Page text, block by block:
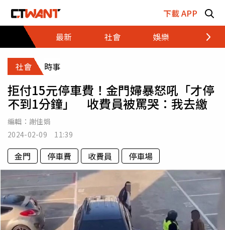
下載 APP
最新
社會 娛樂 財經
社會 時事
拒付15元停車費！金門婦暴怒吼「才停
不到1分鐘」 收費員被罵哭：我去繳
編輯： 謝佳娟
2024-02-09 11:39
金門 停車費 收費員 停車場